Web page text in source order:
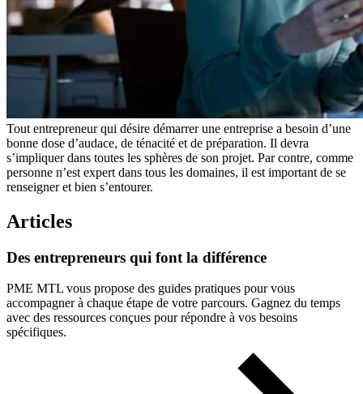
Tout entrepreneur qui désire démarrer une entreprise a besoin d’une
bonne dose d’audace, de ténacité et de préparation. Il devra
s’impliquer dans toutes les sphères de son projet. Par contre, comme
personne n’est expert dans tous les domaines, il est important de se
renseigner et bien s’entourer.
Articles
Des entrepreneurs qui font la différence
PME MTL vous propose des guides pratiques pour vous
accompagner à chaque étape de votre parcours. Gagnez du temps
avec des ressources conçues pour répondre à vos besoins
spécifiques.